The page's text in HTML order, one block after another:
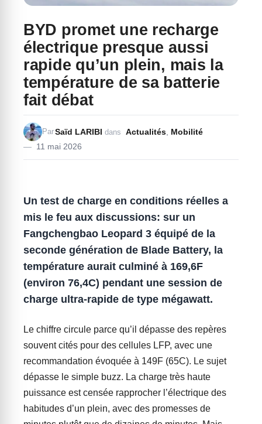
BYD promet une recharge
électrique presque aussi
rapide qu’un plein, mais la
température de sa batterie
fait débat
11 mai 2026
ParSaïd LARIBI dans Actualités Mobilité
Un test de charge en conditions réelles a
mis le feu aux discussions: sur un
Fangchengbao Leopard 3 équipé de la
seconde génération de Blade Battery, la
température aurait culminé à 169,6F
(environ 76,4C) pendant une session de
charge ultra-rapide de type mégawatt.
Le chiffre circule parce qu’il dépasse des repères
souvent cités pour des cellules LFP, avec une
recommandation évoquée à 149F (65C). Le sujet
dépasse le simple buzz. La charge très haute
puissance est censée rapprocher l’électrique des
habitudes d’un plein, avec des promesses de